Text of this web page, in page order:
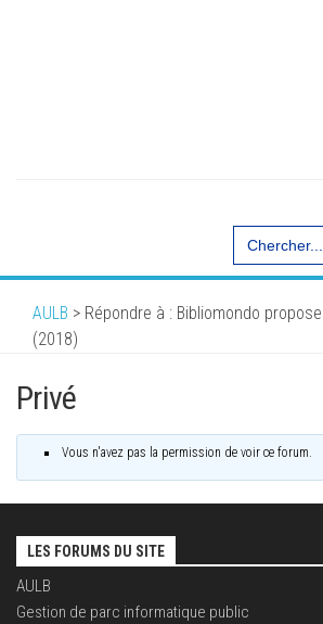
Search
for:
AULB > Répondre à : Bibliomondo
(2018)
Privé
Vous n'avez pas la permission de voir ce forum.
LES FORUMS DU SITE
AULB
Gestion de parc informatique public